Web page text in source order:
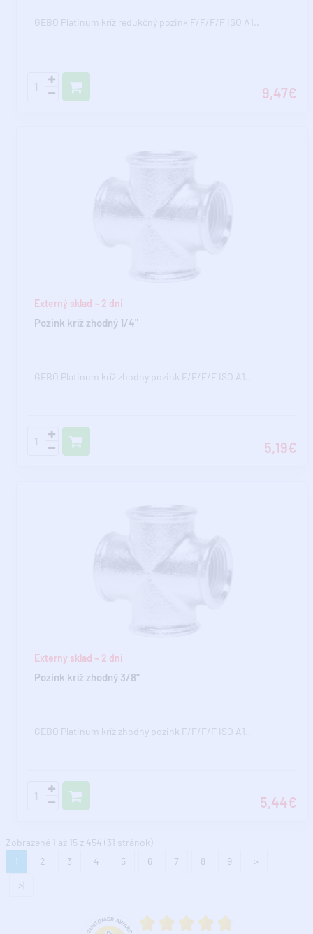
GEBO Platinum kríž redukčný pozink F/F/F/F ISO A1..
9,47€
Externý sklad ~ 2 dni
Pozink kríž zhodný 1/4"
GEBO Platinum kríž zhodný pozink F/F/F/F ISO A1..
5,19€
Externý sklad ~ 2 dni
Pozink kríž zhodný 3/8"
GEBO Platinum kríž zhodný pozink F/F/F/F ISO A1..
5,44€
Zobrazené 1 až 15 z 454 (31 stránok)
1
2 3 4 5 6 7 8 9
>
>|
Priemerné hodnotenie 4.8 z 5